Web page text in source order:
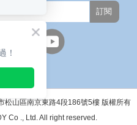
訂閱
松山區南京東路4段186號5樓 版權所有
Co ., Ltd. All right reserved.
！